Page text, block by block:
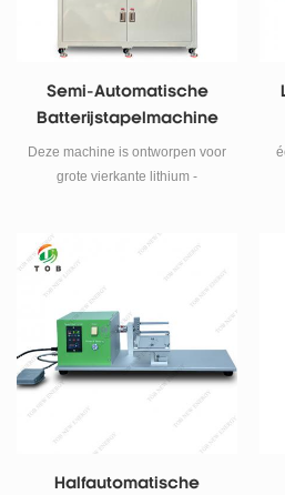
Semi-Automatische
Batterijstapelmachine
Voor Batterijelektrode
Z-Voudige Montage
Deze machine is ontworpen voor
grote vierkante lithium -
gestapelde chip.
Halfautomatische